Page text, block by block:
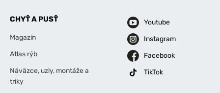
CHYŤ A PUSŤ
Magazín
Atlas rýb
Náväzce, uzly, montáže a
triky
Youtube
Instagram
Facebook
TikTok